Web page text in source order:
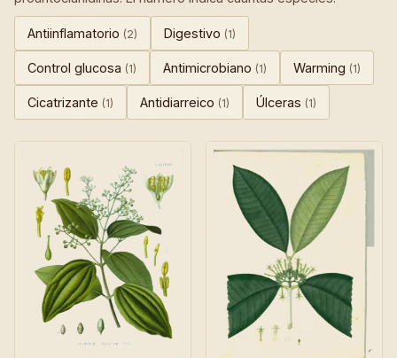
Antiinflamatorio (2) Digestivo (1)
Control glucosa (1) Antimicrobiano (1) Warming (1)
Cicatrizante (1) Antidiarreico (1) Úlceras (1)